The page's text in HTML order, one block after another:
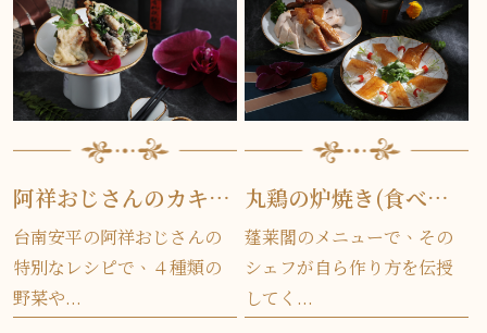
阿祥おじさんのカキフライ
台南安平の阿祥おじさんの
特別なレシピで、４種類の
野菜や...
丸鶏の炉焼き(食べ方第1・2種）
蓬莱閣のメニューで、その
シェフが自ら作り方を伝授
してく...